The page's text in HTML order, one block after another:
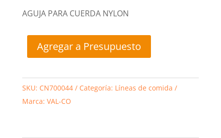
AGUJA PARA CUERDA NYLON
Agregar a Presupuesto
SKU: CN700044 Categoría: Líneas de comida
Marca: VAL-CO